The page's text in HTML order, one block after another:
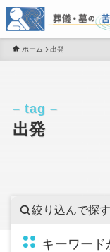
ホーム 出発
出発
– tag –
絞り込んで探す
キーワード